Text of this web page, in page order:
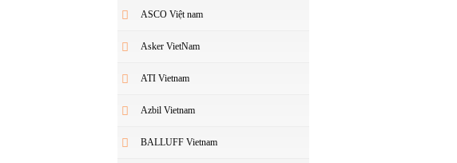
ASCO Việt nam
Asker VietNam
ATI Vietnam
Azbil Vietnam
BALLUFF Vietnam